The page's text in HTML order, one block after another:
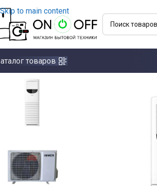
Skip to main content
товаров